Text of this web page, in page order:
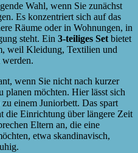
Wahl, wenn Sie zunächst
Es konzentriert sich auf das
Räume oder in Wohnungen, in
steht. Ein 3-teiliges Set bietet
weil Kleidung, Textilien und
wenn Sie nicht nach kurzer
planen möchten. Hier lässt sich
einem Juniorbett. Das spart
die Einrichtung über längere Zeit
Eltern an, die eine
etwa skandinavisch,